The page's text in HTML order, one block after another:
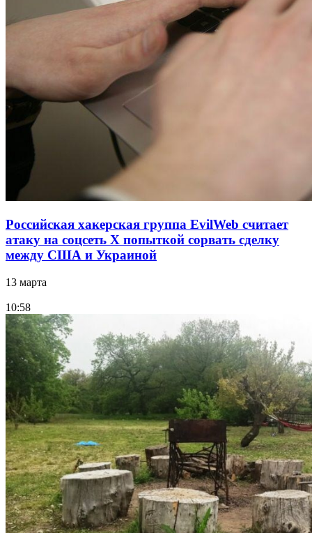
Российская хакерская группа EvilWeb считает
атаку на соцсеть Х попыткой сорвать сделку
между США и Украиной
13 марта
10:58